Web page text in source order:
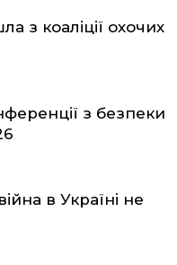
з коаліції охочих
з безпеки
в Україні не